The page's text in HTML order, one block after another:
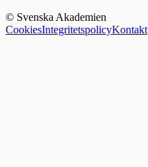
© Svenska Akademien
CookiesIntegritetspolicyKontakt